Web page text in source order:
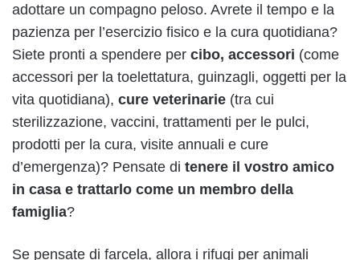
adottare un compagno peloso. Avrete il tempo e la
pazienza per l’esercizio fisico e la cura quotidiana?
Siete pronti a spendere per cibo, accessori (come
accessori per la toelettatura, guinzagli, oggetti per la
vita quotidiana), cure veterinarie (tra cui
sterilizzazione, vaccini, trattamenti per le pulci,
prodotti per la cura, visite annuali e cure
d’emergenza)? Pensate di tenere il vostro amico
in casa e trattarlo come un membro della
famiglia?
Se pensate di farcela, allora i rifugi per animali